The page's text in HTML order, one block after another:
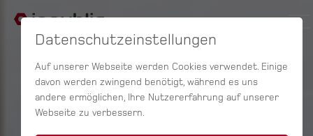
Datenschutzeinstellungen
Auf unserer Webseite werden Cookies verwendet. Einige
davon werden zwingend benötigt, während es uns
andere ermöglichen, Ihre Nutzererfahrung auf unserer
Webseite zu verbessern.